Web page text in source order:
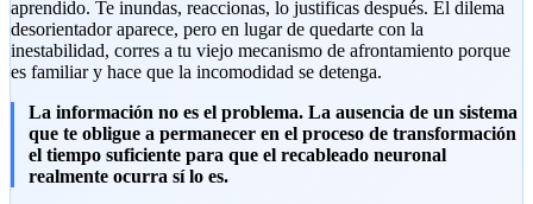
aprendido. Te inundas, reaccionas, lo justificas después. El dilema
desorientador aparece, pero en lugar de quedarte con la
inestabilidad, corres a tu viejo mecanismo de afrontamiento porque
es familiar y hace que la incomodidad se detenga.
La información no es el problema. La ausencia de un sistema
que te obligue a permanecer en el proceso de transformación
el tiempo suficiente para que el recableado neuronal
realmente ocurra sí lo es.